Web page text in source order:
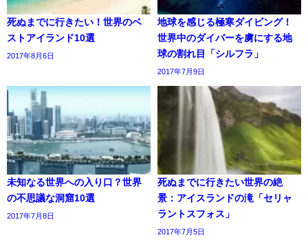
死ぬまでに行きたい！世界のベ
ストアイランド10選
2017年8月6日
地球を感じる極寒ダイビング！
世界中のダイバーを虜にする地
球の割れ目「シルフラ」
2017年7月9日
未知なる世界への入り口？世界
の不思議な洞窟10選
2017年7月8日
死ぬまでに行きたい世界の絶
景：アイスランドの滝「セリャ
ラントスフォス」
2017年7月5日